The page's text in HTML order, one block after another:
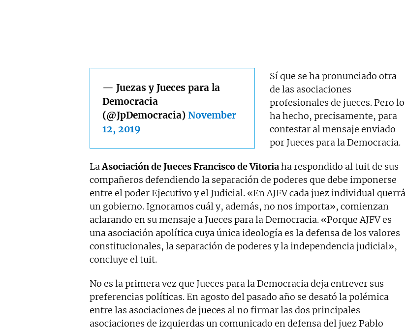
— Juezas y Jueces para la
Democracia
(@JpDemocracia) November
12, 2019
Sí que se ha pronunciado otra
de las asociaciones
profesionales de jueces. Pero lo
ha hecho, precisamente, para
contestar al mensaje enviado
por Jueces para la Democracia.
LaAsociación de Jueces Francisco de Vitoriaha respondido al tuit de sus
compañeros defendiendo la separación de poderes que debe imponerse
entre el poder Ejecutivo y el Judicial. «En AJFV cada juez individual querrá
un gobierno. Ignoramos cuál y, además, no nos importa», comienzan
aclarando en su mensaje a Jueces para la Democracia. «Porque AJFV es
una asociación apolítica cuya única ideología es la defensa de los valores
constitucionales, la separación de poderes y la independencia judicial»,
concluye el tuit.
No es la primera vez que Jueces para la Democracia deja entrever sus
preferencias políticas. En agosto del pasado año se desató la polémica
entre las asociaciones de jueces al no firmar las dos principales
asociaciones de izquierdas un comunicado en defensa del juez Pablo